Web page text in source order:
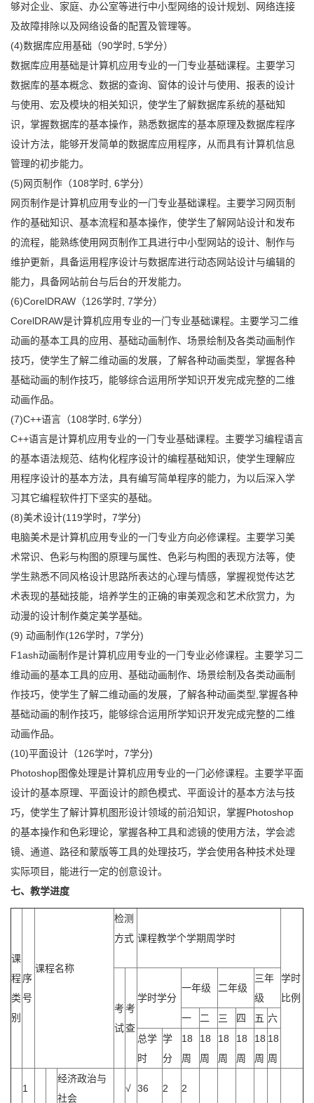
够对企业、家庭、办公室等进行中小型网络的设计规划、网络连接
及故障排除以及网络设备的配置及管理等。
(4)数据库应用基础（90学时, 5学分）
数据库应用基础是计算机应用专业的一门专业基础课程。主要学习
数据库的基本概念、数据的查询、窗体的设计与使用、报表的设计
与使用、宏及模块的相关知识，使学生了解数据库系统的基础知
识，掌握数据库的基本操作，熟悉数据库的基本原理及数据库程序
设计方法，能够开发简单的数据库应用程序，从而具有计算机信息
管理的初步能力。
(5)网页制作（108学时, 6学分）
网页制作是计算机应用专业的一门专业基础课程。主要学习网页制
作的基础知识、基本流程和基本操作，使学生了解网站设计和发布
的流程，能熟练使用网页制作工具进行中小型网站的设计、制作与
维护更新，具备运用程序设计与数据库进行动态网站设计与编辑的
能力，具备网站前台与后台的开发能力。
(6)CorelDRAW（126学时, 7学分）
CorelDRAW是计算机应用专业的一门专业基础课程。主要学习二维
动画的基本工具的应用、基础动画制作、场景绘制及各类动画制作
技巧，使学生了解二维动画的发展，了解各种动画类型，掌握各种
基础动画的制作技巧，能够综合运用所学知识开发完成完整的二维
动画作品。
(7)C++语言（108学时, 6学分）
C++语言是计算机应用专业的一门专业基础课程。主要学习编程语言
的基本语法规范、结构化程序设计的编程基础知识，使学生理解应
用程序设计的基本方法，具有编写简单程序的能力，为以后深入学
习其它编程软件打下坚实的基础。
(8)美术设计(119学时，7学分)
电脑美术是计算机应用专业的一门专业方向必修课程。主要学习美
术常识、色彩与构图的原理与属性、色彩与构图的表现方法等，使
学生熟悉不同风格设计思路所表达的心理与情感，掌握视觉传达艺
术表现的基础技能，培养学生的正确的审美观念和艺术欣赏力，为
动漫的设计制作奠定美学基础。
(9) 动画制作(126学时，7学分)
F1ash动画制作是计算机应用专业的一门专业必修课程。主要学习二
维动画的基本工具的应用、基础动画制作、场景绘制及各类动画制
作技巧，使学生了解二维动画的发展，了解各种动画类型,掌握各种
基础动画的制作技巧，能够综合运用所学知识开发完成完整的二维
动画作品。
(10)平面设计（126学吋，7学分)
Photoshop图像处理是计算机应用专业的一门必修课程。主要学平面
设计的基本原理、平面设计的颜色模式、平面设计的基本方法与技
巧，使学生了解计算机图形设计领域的前沿知识，掌握Photoshop
的基本操作和色彩理论，掌握各种工具和滤镜的使用方法，学会滤
镜、通道、路径和蒙版等工具的处理技巧，学会使用各种技术处理
实际项目，能进行一定的创意设计。
七、教学进度
课
程
类
别
序
号
课程名称
检测
方式 课程教学个学期周学时
学时
比例
考
试
考
查
学时学分
一年级 二年级
三年
级
一
二 三 四 五 六
总学
时
学
分
18
周
18
周
18
周
18
周
18
周
18
周
1
经济政治与
社会
√ 36 2 2